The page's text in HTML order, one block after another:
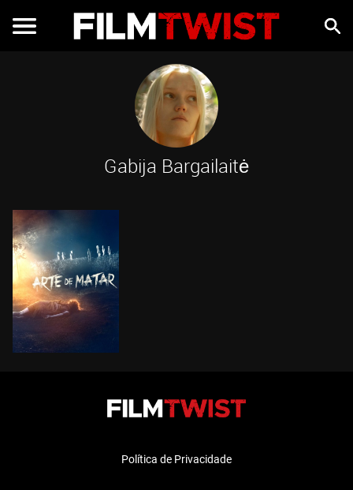
Gabija Bargailaitė
Política de Privacidade